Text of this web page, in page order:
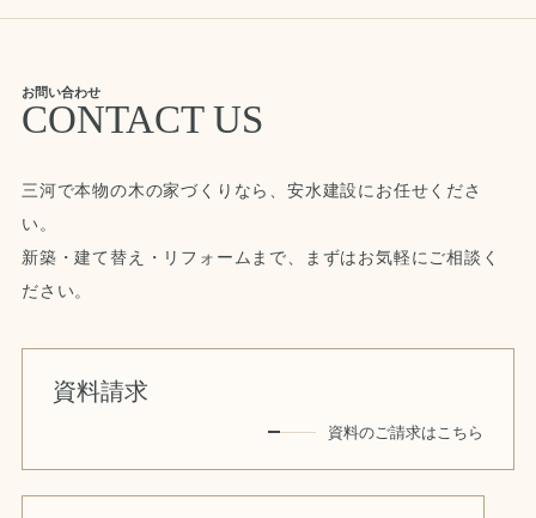
お問い合わせ
CONTACT US
三河で本物の木の家づくりなら、安水建設にお任せくださ
い。
新築・建て替え・リフォームまで、まずはお気軽にご相談く
ださい。
資料請求
資料のご請求はこちら